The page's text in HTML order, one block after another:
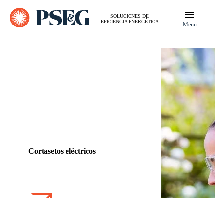
SOLUCIONES DE
EFICIENCIA ENERGÉTICA
Menu
Cortasetos eléctricos